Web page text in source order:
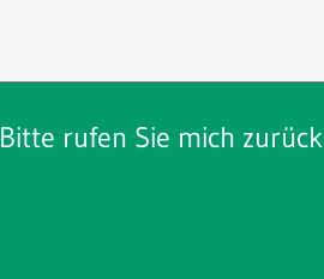
Bitte rufen Sie mich zurück